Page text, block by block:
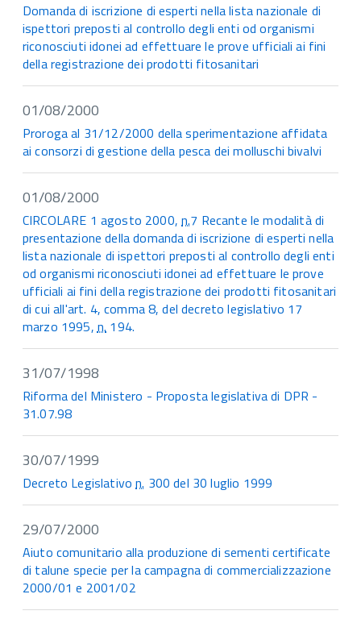
Domanda di iscrizione di esperti nella lista nazionale di
ispettori preposti al controllo degli enti od organismi
riconosciuti idonei ad effettuare le prove ufficiali ai fini
della registrazione dei prodotti fitosanitari
01/08/2000
Proroga al 31/12/2000 della sperimentazione affidata
ai consorzi di gestione della pesca dei molluschi bivalvi
01/08/2000
CIRCOLARE 1 agosto 2000,n.7 Recante le modalità di
presentazione della domanda di iscrizione di esperti nella
lista nazionale di ispettori preposti al controllo degli enti
od organismi riconosciuti idonei ad effettuare le prove
ufficiali ai fini della registrazione dei prodotti fitosanitari
di cui all'art. 4, comma 8, del decreto legislativo 17
marzo 1995,n. 194.
31/07/1998
Riforma del Ministero - Proposta legislativa di DPR -
31.07.98
30/07/1999
Decreto Legislativon. 300 del 30 luglio 1999
29/07/2000
Aiuto comunitario alla produzione di sementi certificate
di talune specie per la campagna di commercializzazione
2000/01 e 2001/02